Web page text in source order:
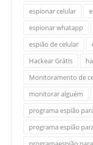
espionar celular
espionar whatapp
espião de celular
Hackear Grátis
Monitoramento de
monitorar alguém
programa espião
programa espião